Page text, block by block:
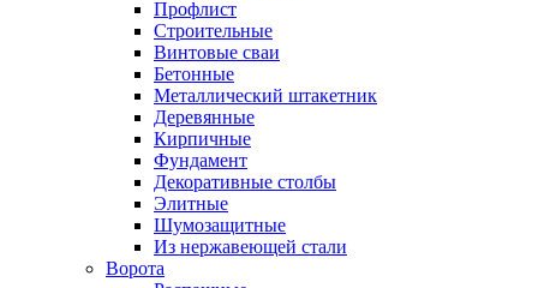
Профлист
Строительные
Винтовые сваи
Бетонные
Металлический штакетник
Деревянные
Кирпичные
Фундамент
Декоративные столбы
Элитные
Шумозащитные
Из нержавеющей стали
Ворота